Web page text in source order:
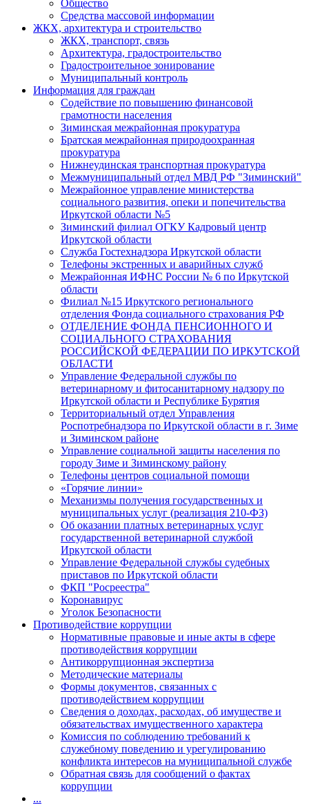
Общество
Средства массовой информации
ЖКХ, архитектура и строительство
ЖКХ, транспорт, связь
Архитектура, градостроительство
Градостроительное зонирование
Муниципальный контроль
Информация для граждан
Содействие по повышению финансовой
грамотности населения
Зиминская межрайонная прокуратура
Братская межрайонная природоохранная
прокуратура
Нижнеудинская транспортная прокуратура
Межмуниципальный отдел МВД РФ "Зиминский"
Межрайонное управление министерства
социального развития, опеки и попечительства
Иркутской области №5
Зиминский филиал ОГКУ Кадровый центр
Иркутской области
Служба Гостехнадзора Иркутской области
Телефоны экстренных и аварийных служб
Межрайонная ИФНС России № 6 по Иркутской
области
Филиал №15 Иркутского регионального
отделения Фонда социального страхования РФ
ОТДЕЛЕНИЕ ФОНДА ПЕНСИОННОГО И
СОЦИАЛЬНОГО СТРАХОВАНИЯ
РОССИЙСКОЙ ФЕДЕРАЦИИ ПО ИРКУТСКОЙ
ОБЛАСТИ
Управление Федеральной службы по
ветеринарному и фитосанитарному надзору по
Иркутской области и Республике Бурятия
Территориальный отдел Управления
Роспотребнадзора по Иркутской области в г. Зиме
и Зиминском районе
Управление социальной защиты населения по
городу Зиме и Зиминскому району
Телефоны центров социальной помощи
«Горячие линии»
Механизмы получения государственных и
муниципальных услуг (реализация 210-ФЗ)
Об оказании платных ветеринарных услуг
государственной ветеринарной службой
Иркутской области
Управление Федеральной службы судебных
приставов по Иркутской области
ФКП "Росреестра"
Коронавирус
Уголок Безопасности
Противодействие коррупции
Нормативные правовые и иные акты в сфере
противодействия коррупции
Антикоррупционная экспертиза
Методические материалы
Формы документов, связанных с
противодействием коррупции
Сведения о доходах, расходах, об имуществе и
обязательствах имущественного характера
Комиссия по соблюдению требований к
служебному поведению и урегулированию
конфликта интересов на муниципальной службе
Обратная связь для сообщений о фактах
коррупции
...